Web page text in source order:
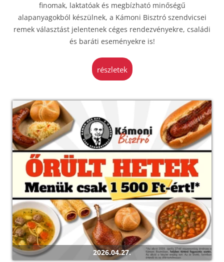
finomak, laktatóak és megbízható minőségű
alapanyagokból készülnek, a Kámoni Bisztró szendvicsei
remek választást jelentenek céges rendezvényekre, családi
és baráti eseményekre is!
részletek
2026.04.27.